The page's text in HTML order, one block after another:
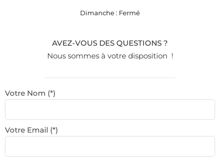
Dimanche : Fermé
AVEZ-VOUS DES QUESTIONS ?
Nous sommes à votre disposition !
Votre Nom (*)
Votre Email (*)